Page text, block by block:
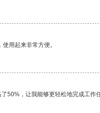
用起来非常方便。
50%，让我能够更轻松地完成工作